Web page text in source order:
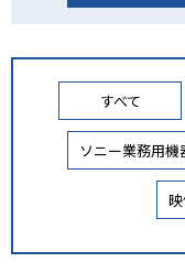
すべて
ソニー業務用機